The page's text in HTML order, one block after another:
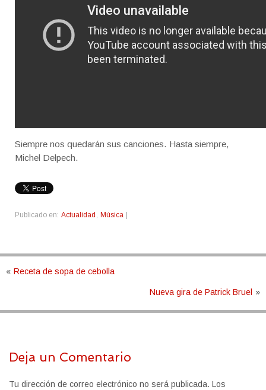
Siempre nos quedarán sus canciones. Hasta siempre,
Michel Delpech.
Publicado en: Actualidad , Música
« Receta de sopa de cebolla
Nueva gira de Patrick Bruel »
Deja un Comentario
Tu dirección de correo electrónico no será publicada. Los